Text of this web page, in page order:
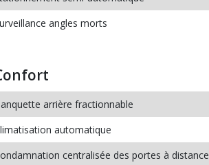
angles morts
arrière fractionnable
automatique
centralisée des portes à distance